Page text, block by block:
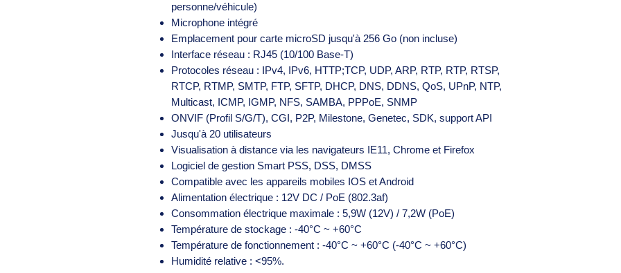
personne/véhicule)
Microphone intégré
Emplacement pour carte microSD jusqu'à 256 Go (non incluse)
Interface réseau : RJ45 (10/100 Base-T)
Protocoles réseau : IPv4, IPv6, HTTP;TCP, UDP, ARP, RTP, RTP, RTSP,
RTCP, RTMP, SMTP, FTP, SFTP, DHCP, DNS, DDNS, QoS, UPnP, NTP,
Multicast, ICMP, IGMP, NFS, SAMBA, PPPoE, SNMP
ONVIF (Profil S/G/T), CGI, P2P, Milestone, Genetec, SDK, support API
Jusqu'à 20 utilisateurs
Visualisation à distance via les navigateurs IE11, Chrome et Firefox
Logiciel de gestion Smart PSS, DSS, DMSS
Compatible avec les appareils mobiles IOS et Android
Alimentation électrique : 12V DC / PoE (802.3af)
Consommation électrique maximale : 5,9W (12V) / 7,2W (PoE)
Température de stockage : -40°C ~ +60°C
Température de fonctionnement : -40°C ~ +60°C (-40°C ~ +60°C)
Humidité relative : <95%.